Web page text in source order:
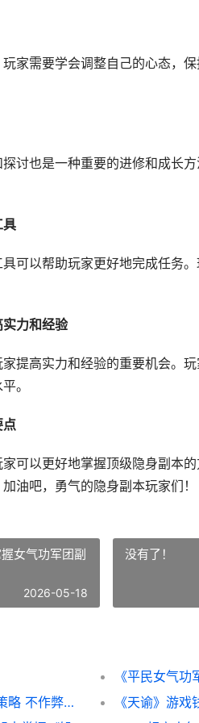
家需要学会调整自己的心态，
讨也是一种重要的进修和成长
具
可以帮助玩家更好地完成任务
力和经验
提高实力和经验的重要机会。
。
点
可以更好地掌握顶级隐身副本
油吧，勇气的隐身副本玩家们！
女气功军团副
2026-05-18
没有了！
「以作弊不要被老师发现」第八关策略 不作弊的话